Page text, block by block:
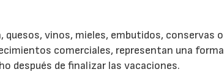
vinos, mieles, embutidos, conservas o
comerciales, representan una forma
después de finalizar las vacaciones.